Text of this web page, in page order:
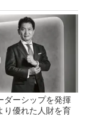
ダーシップを発揮
り優れた人財を育